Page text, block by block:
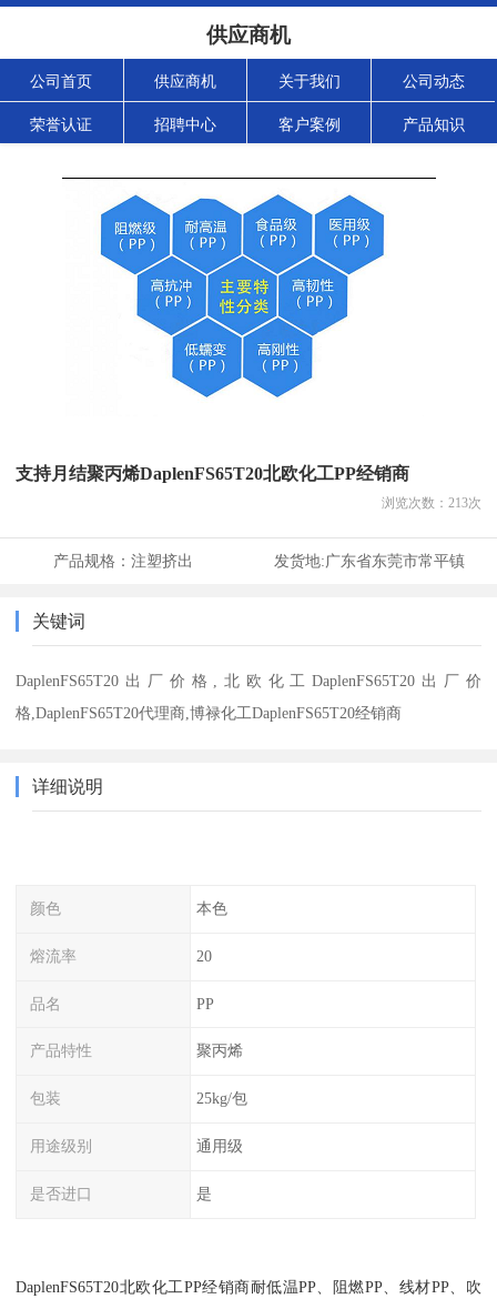
供应商机
公司首页 供应商机 关于我们 公司动态
荣誉认证 招聘中心 客户案例 产品知识
支持月结聚丙烯DaplenFS65T20北欧化工PP经销商
浏览次数： 213次
产品规格： 注塑挤出 发货地:广东省东莞市常平镇
关键词
DaplenFS65T20出厂价格,北欧化工DaplenFS65T20出厂价
格,DaplenFS65T20代理商,博禄化工DaplenFS65T20经销商
详细说明
颜色 本色
熔流率 20
品名 PP
产品特性 聚丙烯
包装 25kg/包
用途级别 通用级
是否进口 是
DaplenFS65T20北欧化工PP经销商耐低温PP、阻燃PP、线材PP、吹